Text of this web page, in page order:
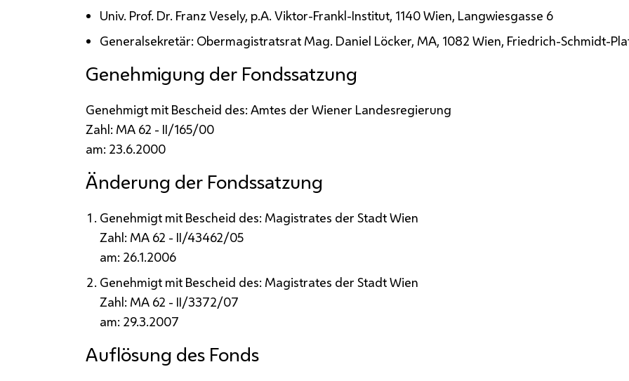
Univ. Prof. Dr. Franz Vesely, p.A. Viktor-Frankl-Institut, 1140 Wien, Langwiesgasse 6
Generalsekretär: Obermagistratsrat Mag. Daniel Löcker, MA, 1082 Wien, Friedrich-Schmidt-
Genehmigung der Fondssatzung
Genehmigt mit Bescheid des: Amtes der Wiener Landesregierung
Zahl: MA 62 - II/165/00
am: 23.6.2000
Änderung der Fondssatzung
Genehmigt mit Bescheid des: Magistrates der Stadt Wien
Zahl: MA 62 - II/43462/05
am: 26.1.2006
Genehmigt mit Bescheid des: Magistrates der Stadt Wien
Zahl: MA 62 - II/3372/07
am: 29.3.2007
Auflösung des Fonds